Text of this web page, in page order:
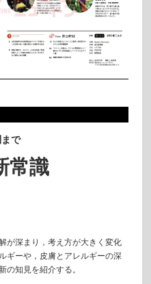
で
常識
が深まり，考え方が大きく変化
ギーや，皮膚とアレルギーの深
の知見を紹介する。